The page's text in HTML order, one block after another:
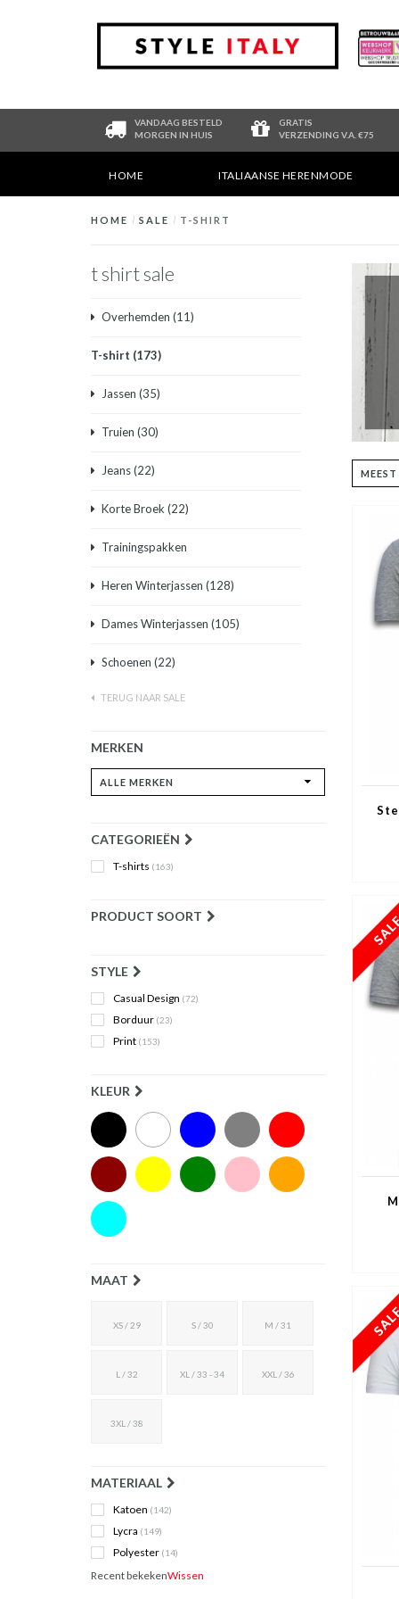
VANDAAG BESTELD
MORGEN IN HUIS
GRATIS
VERZENDING V.A. €75
HOME ITALIAANSE HERENMODE
HOME / SALE / T-SHIRT
t shirt sale
Overhemden (11)
T-shirt (173)
Jassen (35)
Truien (30)
Jeans(22)
Korte Broek (22)
Trainingspakken
Heren Winterjassen (128)
Dames Winterjassen (105)
Schoenen (22)
TERUG NAAR SALE
MERKEN
CATEGORIEËN
T-shirts (163)
PRODUCT SOORT
STYLE
Casual Design (72)
Borduur (23)
Print (153)
KLEUR
MAAT
XS / 29 S / 30 M / 31
L / 32 XL / 33 - 34 XXL / 36
3XL / 38
MATERIAAL
Katoen (142)
Lycra (149)
Polyester (14)
Recent bekekenWissen